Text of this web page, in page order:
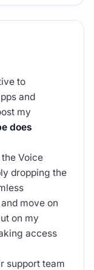
to
and
my
does
Voice
dropping the
move on
on my
access
support team